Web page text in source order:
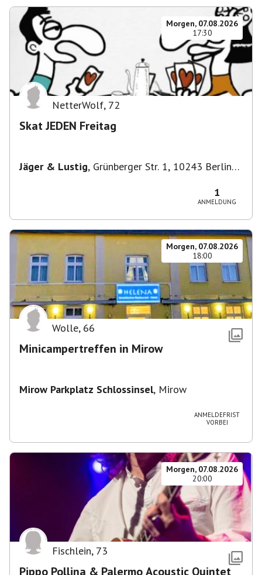
Morgen, 07.08.2026
17:30
NetterWolf, 72
Skat JEDEN Freitag
Jäger & Lustig, Grünberger Str. 1, 10243 Berlin-
1
ANMELDUNG
Morgen, 07.08.2026
18:00
Wolle, 66
Minicampertreffen in Mirow
Mirow Parkplatz Schlossinsel, Mirow
ANMELDEFRIST
VORBEI
Morgen, 07.08.2026
20:00
Fischlein, 73
Pippo Pollina & Palermo Acoustic Quintet